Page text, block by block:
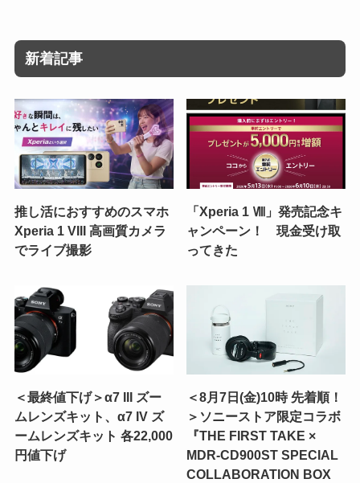
新着記事
推し活におすすめのスマホ
Xperia 1 VIII 高画質カメラ
でライブ撮影
「Xperia 1 Ⅷ」発売記念キ
ャンペーン！ 現金受け取
ってきた
＜最終値下げ＞α7 III ズー
ムレンズキット、α7 IV ズ
ームレンズキット 各22,000
円値下げ
＜8月7日(金)10時 先着順！
＞ソニーストア限定コラボ
『THE FIRST TAKE ×
MDR-CD900ST SPECIAL
COLLABORATION BOX